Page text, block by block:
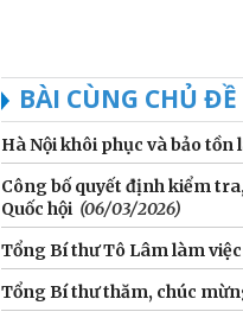
BÀI CÙNG CHỦ ĐỀ
Hà Nội khôi phục và bảo
Công bố quyết định kiểm
Quốc hội (06/03/2026)
Tổng Bí thư Tô Lâm làm
Tổng Bí thư thăm, chúc